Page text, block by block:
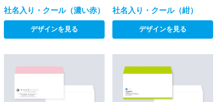
社名入り・クール（濃い赤）
デザインを見る
社名入り・クール（紺）
デザインを見る